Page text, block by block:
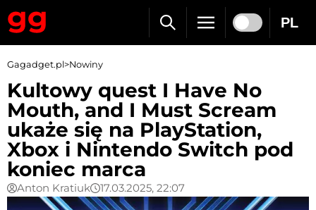
PL
Gagadget.pl>Nowiny
Kultowy quest I Have No
Mouth, and I Must Scream
ukaże się na PlayStation,
Xbox i Nintendo Switch pod
koniec marca
Anton Kratiuk 17.03.2025, 22:07